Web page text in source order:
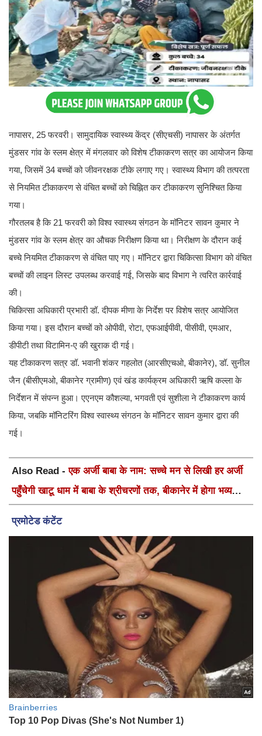
नापासर, 25 फरवरी। सामुदायिक स्वास्थ्य केंद्र (सीएचसी) नापासर के अंतर्गत
मुंडसर गांव के स्लम क्षेत्र में मंगलवार को विशेष टीकाकरण सत्र का आयोजन किया
गया, जिसमें 34 बच्चों को जीवनरक्षक टीके लगाए गए। स्वास्थ्य विभाग की तत्परता
से नियमित टीकाकरण से वंचित बच्चों को चिह्नित कर टीकाकरण सुनिश्चित किया
गया।
गौरतलब है कि 21 फरवरी को विश्व स्वास्थ्य संगठन के मॉनिटर सावन कुमार ने
मुंडसर गांव के स्लम क्षेत्र का औचक निरीक्षण किया था। निरीक्षण के दौरान कई
बच्चे नियमित टीकाकरण से वंचित पाए गए। मॉनिटर द्वारा चिकित्सा विभाग को वंचित
बच्चों की लाइन लिस्ट उपलब्ध करवाई गई, जिसके बाद विभाग ने त्वरित कार्रवाई
की।
चिकित्सा अधिकारी प्रभारी डॉ. दीपक मीणा के निर्देश पर विशेष सत्र आयोजित
किया गया। इस दौरान बच्चों को ओपीवी, रोटा, एफआईपीवी, पीसीवी, एमआर,
डीपीटी तथा विटामिन-ए की खुराक दी गई।
यह टीकाकरण सत्र डॉ. भवानी शंकर गहलोत (आरसीएचओ, बीकानेर), डॉ. सुनील
जैन (बीसीएमओ, बीकानेर ग्रामीण) एवं खंड कार्यक्रम अधिकारी ऋषि कल्ला के
निर्देशन में संपन्न हुआ। एएनएम कौशल्या, भगवती एवं सुशीला ने टीकाकरण कार्य
किया, जबकि मॉनिटरिंग विश्व स्वास्थ्य संगठन के मॉनिटर सावन कुमार द्वारा की
गई।
Also Read -एक अर्जी बाबा के नाम: सच्चे मन से लिखी हर अर्जी
पहुँचेगी खाटू धाम में बाबा के श्रीचरणों तक, बीकानेर में होगा भव्य